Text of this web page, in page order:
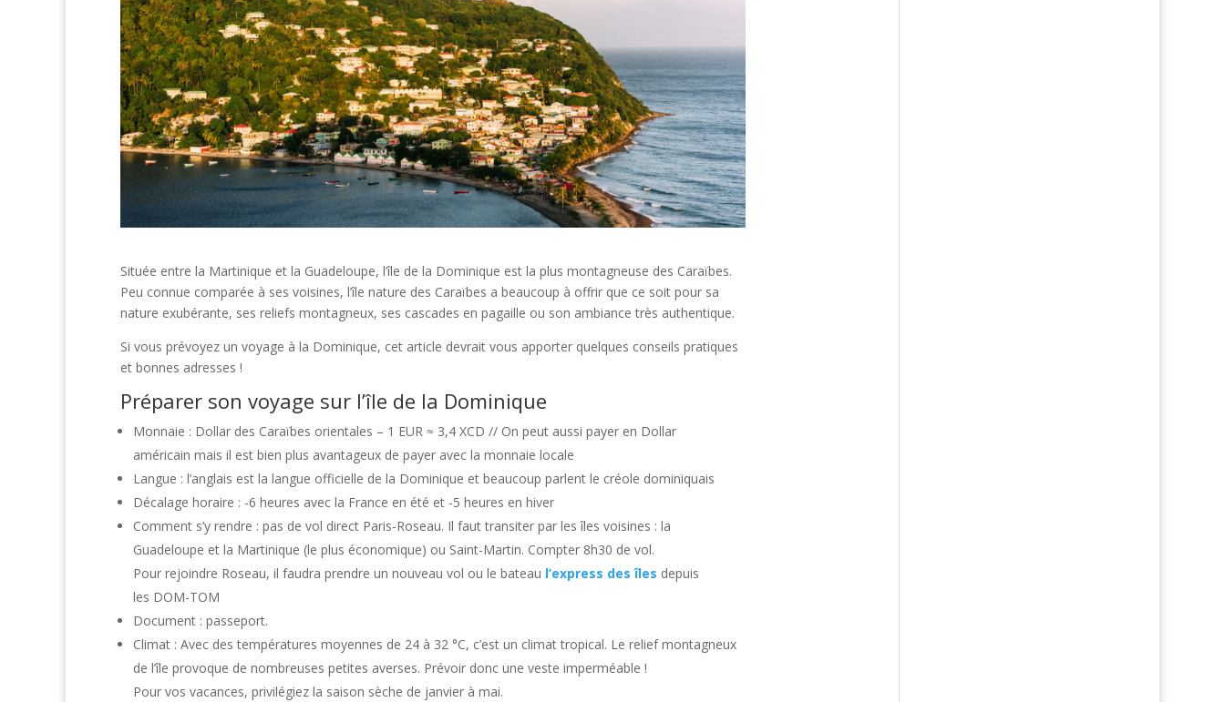
Située entre la Martinique et la Guadeloupe, l’île de la Dominique est la plus montagneuse des Caraïbes.
Peu connue comparée à ses voisines, l’île nature des Caraïbes a beaucoup à offrir que ce soit pour sa
nature exubérante, ses reliefs montagneux, ses cascades en pagaille ou son ambiance très authentique.
Si vous prévoyez un voyage à la Dominique, cet article devrait vous apporter quelques conseils pratiques
et bonnes adresses !
Préparer son voyage sur l’île de la Dominique
Monnaie : Dollar des Caraïbes orientales – 1 EUR ≈ 3,4 XCD // On peut aussi payer en Dollar
américain mais il est bien plus avantageux de payer avec la monnaie locale
Langue : l’anglais est la langue officielle de la Dominique et beaucoup parlent le créole dominiquais
Décalage horaire : -6 heures avec la France en été et -5 heures en hiver
Comment s’y rendre : pas de vol direct Paris-Roseau. Il faut transiter par les îles voisines : la
Guadeloupe et la Martinique (le plus économique) ou Saint-Martin. Compter 8h30 de vol.
Pour rejoindre Roseau, il faudra prendre un nouveau vol ou le bateau l’express des îles depuis
les DOM-TOM
Document : passeport.
Climat : Avec des températures moyennes de 24 à 32 °C, c’est un climat tropical. Le relief montagneux
de l’île provoque de nombreuses petites averses. Prévoir donc une veste imperméable !
Pour vos vacances, privilégiez la saison sèche de janvier à mai.